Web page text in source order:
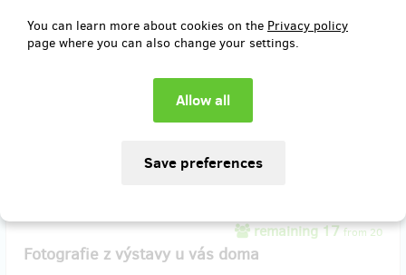
You can learn more about cookies on the Privacy policy
page where you can also change your settings.
zapaspartujeme jednu fotografii na výstavu. Vaše jméno bude
uvedeno pod fotografií.
Reward delivery: in half a year after the Hithit project end
(CZK 1,000)
remaining 17from 20
Fotografie z výstavy u vás doma